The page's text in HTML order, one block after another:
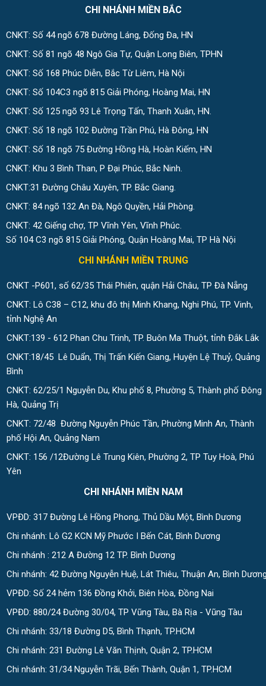
CHI NHÁNH MIỀN BẮC
CNKT: Số 44 ngõ 678 Đường Láng, Đống Đa, HN
CNKT: Số 81 ngõ 48 Ngô Gia Tự, Quận Long Biên, TPHN
CNKT: Số 168 Phúc Diễn, Bắc Từ Liêm, Hà Nội
CNKT: Số 104C3 ngõ 815 Giải Phóng, Hoàng Mai, HN
CNKT: Số 125 ngõ 93 Lê Trọng Tấn, Thanh Xuân, HN.
CNKT: Số 18 ngõ 102 Đường Trần Phú, Hà Đông, HN
CNKT: Số 18 ngõ 75 Đường Hồng Hà, Hoàn Kiếm, HN
CNKT: Khu 3 Bình Than, P Đại Phúc, Bắc Ninh.
CNKT:31 Đường Châu Xuyên, TP. Bắc Giang.
CNKT: 84 ngõ 132 An Đà, Ngô Quyền, Hải Phòng.
CNKT: 42 Giếng chợ, TP Vĩnh Yên, Vĩnh Phúc.
Số 104 C3 ngõ 815 Giải Phóng, Quận Hoàng Mai, TP Hà Nội
CHI NHÁNH MIỀN TRUNG
CNKT -P601, số 62/35 Thái Phiên, quận Hải Châu, TP Đà Nẵng
CNKT: Lô C38 – C12, khu đô thị Minh Khang, Nghi Phú, TP. Vinh,
tỉnh Nghệ An
CNKT:139 - 612 Phan Chu Trinh, TP. Buôn Ma Thuột, tỉnh Đắk Lắk
CNKT:18/45 Lê Duẩn, Thị Trấn Kiến Giang, Huyện Lệ Thuỷ, Quảng
Bình
CNKT: 62/25/1 Nguyễn Du, Khu phố 8, Phường 5, Thành phố Đông
Hà, Quảng Trị
CNKT: 72/48 Đường Nguyễn Phúc Tần, Phường Minh An, Thành
phố Hội An, Quảng Nam
CNKT: 156 /12Đường Lê Trung Kiên, Phường 2, TP Tuy Hoà, Phú
Yên
CHI NHÁNH MIỀN NAM
VPĐD: 317 Đường Lê Hồng Phong, Thủ Dầu Một, Bình Dương
Chi nhánh: Lô G2 KCN Mỹ Phước I Bến Cát, Bình Dương
Chi nhánh : 212 A Đường 12 TP. Bình Dương
Chi nhánh: 42 Đường Nguyễn Huệ, Lát Thiêu, Thuận An, Bình
VPĐD: Số 24 hẻm 136 Đồng Khởi, Biên Hòa, Đồng Nai
VPĐD: 880/24 Đường 30/04, TP Vũng Tàu, Bà Rịa - Vũng Tàu
Chi nhánh: 33/18 Đường D5, Bình Thạnh, TP.HCM
Chi nhánh: 231 Đường Lê Văn Thịnh, Quận 2, TP.HCM
Chi nhánh: 31/34 Nguyễn Trãi, Bến Thành, Quận 1, TP.HCM